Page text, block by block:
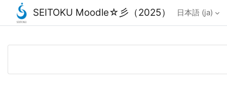
メインコンテンツへスキップする
SEITOKU Moodle☆彡（2025） 日本語 ‎(ja)‎